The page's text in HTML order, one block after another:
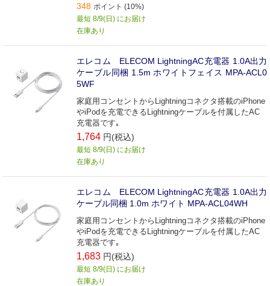
348 ポイント (10%)
最短 8/9(日) にお届け
在庫あり
エレコム ELECOM LightningAC充電器 1.0A出力
ケーブル同梱 1.5m ホワイトフェイス MPA-ACL0
5WF
家庭用コンセントからLightningコネクタ搭載のiPhone
やiPodを充電できるLightningケーブルを付属したAC
充電器です｡
1,764 円(税込)
最短 8/9(日) にお届け
在庫あり
エレコム ELECOM LightningAC充電器 1.0A出力
ケーブル同梱 1.0m ホワイト MPA-ACL04WH
家庭用コンセントからLightningコネクタ搭載のiPhone
やiPodを充電できるLightningケーブルを付属したAC
充電器です｡
1,683 円(税込)
最短 8/9(日) にお届け
在庫あり